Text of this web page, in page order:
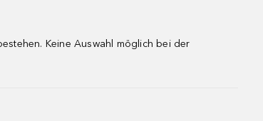
Keine Auswahl möglich bei der